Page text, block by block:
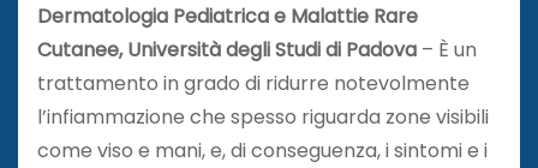
Dermatologia Pediatrica e Malattie Rare
Cutanee, Università degli Studi di Padova – È un
trattamento in grado di ridurre notevolmente
l’infiammazione che spesso riguarda zone visibili
come viso e mani, e, di conseguenza, i sintomi e i